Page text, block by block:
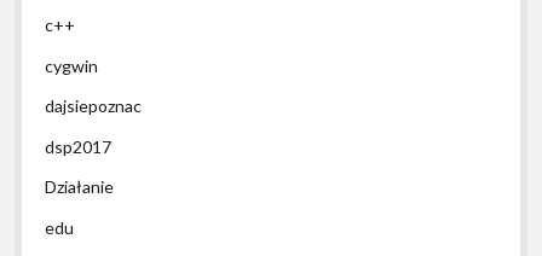
c++
cygwin
dajsiepoznac
dsp2017
Działanie
edu